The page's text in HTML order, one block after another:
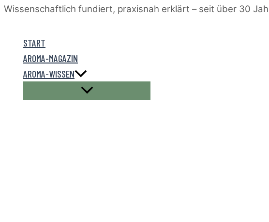
Wissenschaftlich fundiert, praxisnah erklärt – seit über 30
START
AROMA-MAGAZIN
AROMA-WISSEN